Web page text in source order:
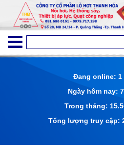
Đang online: 1
Ngày hôm nay:
Trong tháng:
Tổng lượng truy cập: